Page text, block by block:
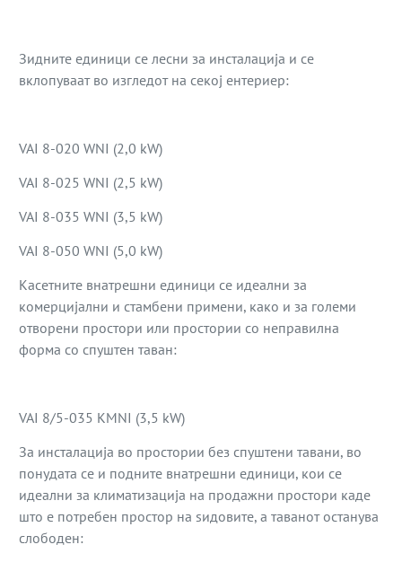
Зидните единици се лесни за инсталација и се
вклопуваат во изгледот на секој ентериер:
VAI 8-020 WNI (2,0 kW)
VAI 8-025 WNI (2,5 kW)
VAI 8-035 WNI (3,5 kW)
VAI 8-050 WNI (5,0 kW)
Касетните внатрешни единици се идеални за
комерцијални и стамбени примени, како и за големи
отворени простори или простории со неправилна
форма со спуштен таван:
VAI 8/5-035 KMNI (3,5 kW)
За инсталација во простории без спуштени тавани, во
понудата се и подните внатрешни единици, кои се
идеални за климатизација на продажни простори каде
што е потребен простор на ѕидовите, а таванот останува
слободен: